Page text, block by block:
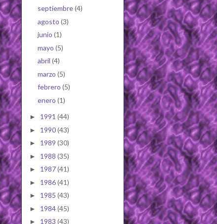
septiembre(4)
agosto (3)
junio (1)
mayo (5)
abril (4)
marzo (5)
febrero (5)
enero (1)
► 1991 (44)
► 1990(43)
► 1989 (30)
► 1988 (35)
► 1987(41)
► 1986(41)
► 1985 (43)
► 1984(45)
► 1983 (43)